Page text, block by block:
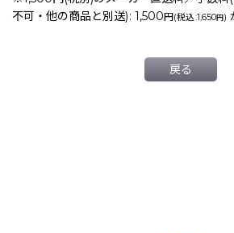
不可・他の商品と別送): 1,500円(税込:1,650円)
戻る